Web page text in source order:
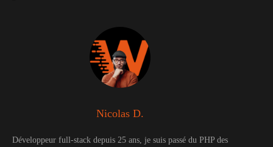
Nicolas D.
Développeur full-stack depuis 25 ans, je suis passé du PHP des